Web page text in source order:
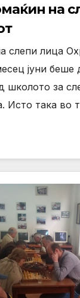
на
слепи лица
јуни беше
школото за
Исто така во